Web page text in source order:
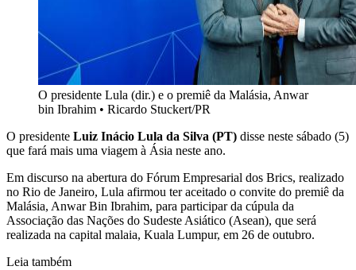
O presidente Lula (dir.) e o premiê da Malásia, Anwar
bin Ibrahim • Ricardo Stuckert/PR
O presidente Luiz Inácio Lula da Silva (PT) disse neste sábado (5)
que fará mais uma viagem à Ásia neste ano.
Em discurso na abertura do Fórum Empresarial dos Brics, realizado
no Rio de Janeiro, Lula afirmou ter aceitado o convite do premiê da
Malásia, Anwar Bin Ibrahim, para participar da cúpula da
Associação das Nações do Sudeste Asiático (Asean), que será
realizada na capital malaia, Kuala Lumpur, em 26 de outubro.
Leia também